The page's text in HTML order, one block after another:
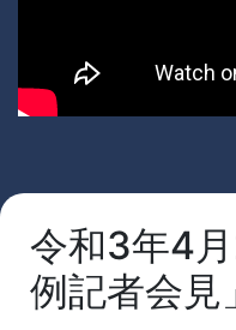
令和3年4
例記者会見」